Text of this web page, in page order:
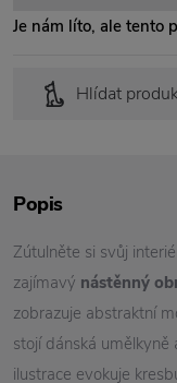
Je nám líto, ale tento
Hlídat
Popis
Zútulněte si svůj
zajímavý nástěnný
zobrazuje abstraktní
stojí dánská umělkyně
ilustrace evokuje